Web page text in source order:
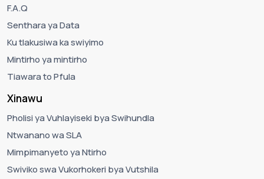
F.A.Q
Senthara ya Data
Ku tlakusiwa ka swiyimo
Mintirho ya mintirho
Tiawara to Pfula
Xinawu
Pholisi ya Vuhlayiseki bya Swihundla
Ntwanano wa SLA
Mimpimanyeto ya Ntirho
Swiviko swa Vukorhokeri bya Vutshila